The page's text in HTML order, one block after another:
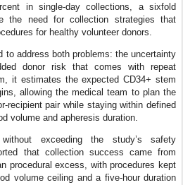
in single-day collections, a sixfold
the need for collection strategies that
for healthy volunteer donors.
to address both problems: the uncertainty
donor risk that comes with repeat
it estimates the expected CD34+ stem
allowing the medical team to plan the
recipient pair while staying within defined
volume and apheresis duration.
exceeding the study’s safety
that collection success came from
procedural excess, with procedures kept
volume ceiling and a five-hour duration